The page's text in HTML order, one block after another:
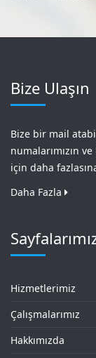
Bize Ulaşın
Bize bir mail
numalarımızın
için daha
Daha Fazla
Hizmetlerimiz
Çalışmalarımız
Hakkımızda